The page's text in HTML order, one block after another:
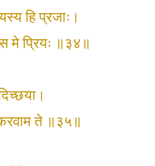
हि प्रजाः।
मे प्रियः ॥३४॥
करवाम ते ॥३५॥